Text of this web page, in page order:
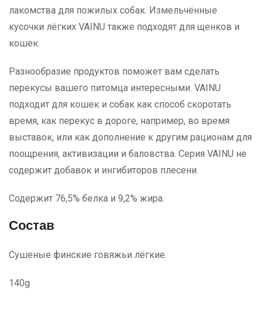
лакомства для пожилых собак. Измельчённые
кусочки лёгких VAINU также подходят для щенков и
кошек.
Разнообразие продуктов поможет вам сделать
перекусы вашего питомца интересными. VAINU
подходит для кошек и собак как способ скоротать
время, как перекус в дороге, например, во время
выставок, или как дополнение к другим рационам для
поощрения, активизации и баловства. Серия VAINU не
содержит добавок и ингибиторов плесени.
Содержит 76,5% белка и 9,2% жира.
Состав
Сушеные финские говяжьи лёгкие.
140g